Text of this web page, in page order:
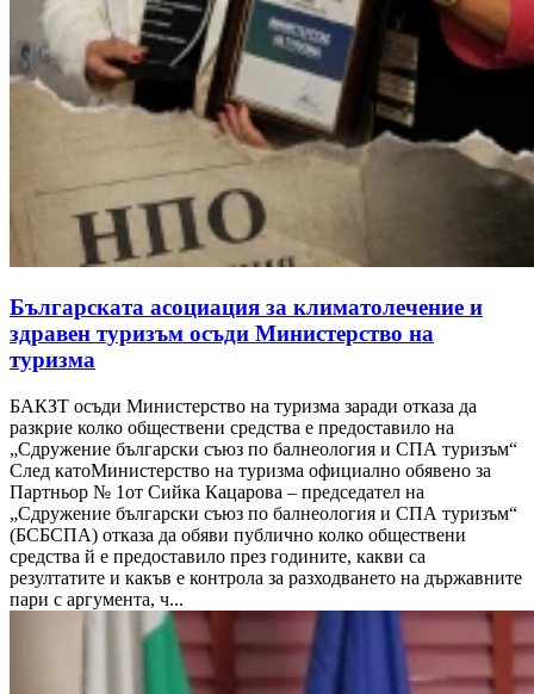
Българската асоциация за климатолечение и
здравен туризъм осъди Министерство на
туризма
БАКЗТ осъди Министерство на туризма заради отказа да
разкрие колко обществени средства е предоставило на
„Сдружение български съюз по балнеология и СПА туризъм“
След катоМинистерство на туризма официално обявено за
Партньор № 1от Сийка Кацарова – председател на
„Сдружение български съюз по балнеология и СПА туризъм“
(БСБСПА) отказа да обяви публично колко обществени
средства й е предоставило през годините, какви са
резултатите и какъв е контрола за разходването на държавните
пари с аргумента, ч...